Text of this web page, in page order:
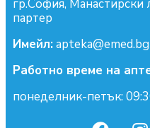
гр.София,
партер
Имейл:apteka@emed.bg
Работно време на
понеделник-петък: